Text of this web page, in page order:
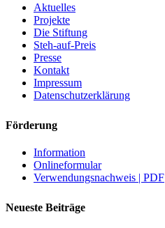
Aktuelles
Projekte
Die Stiftung
Steh-auf-Preis
Presse
Kontakt
Impressum
Datenschutzerklärung
Förderung
Information
Onlineformular
Verwendungsnachweis | PDF
Neueste Beiträge